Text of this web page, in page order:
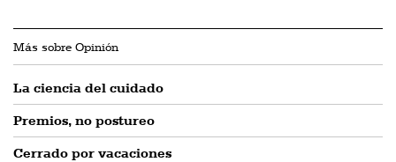
Más sobre Opinión
La ciencia del cuidado
Premios, no postureo
Cerrado por vacaciones